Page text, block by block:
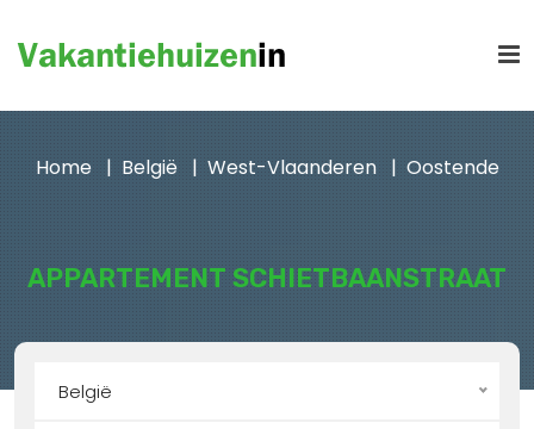
APPARTEMENT SCHIETBAANSTRAAT
Home België West-Vlaanderen Oostende
België